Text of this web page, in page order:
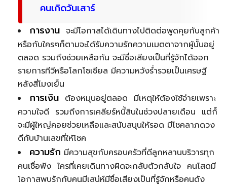
คนเกิดวันเสาร์
การงาน จะมีโอกาสได้เดินทางไปติดต่อพูดคุยกับลูกค้า
หรือกับใครๆก็ตามจะได้รับความรักความเมตตาจากผู้นั้นอยู่
ตลอด รวมถึงช่วยเหลือกัน จะมีชื่อเสียงเป็นที่รู้จักได้ออก
รายการทีวีหรือโลกโซเชียล มีความหวังร่ำรวยเป็นเศรษฐี
หลังสี่โมงเย็น
การเงิน ต้องหมุนอยู่ตลอด มีเหตุให้ต้องใช้จ่ายเพราะ
ความใจดี รวมถึงการเคลียร์หนี้สินในช่วงปลายเดือน แต่ก็
จะมีผู้ใหญ่คอยช่วยเหลือและสนับสนุนให้รอด มีโชคลาภดวง
ดีกับบ้านเลขที่ให้โชค
ความรัก มีความสุขกับครอบครัวที่ดีลูกหลานบริวารทุก
คนเชื่อฟัง ใครที่เคยเดินทางผิดจะกลับตัวกลับใจ คนโสดมี
โอกาสพบรักกับคนมีเสน่ห์มีชื่อเสียงเป็นที่รู้จักหรือคนดัง